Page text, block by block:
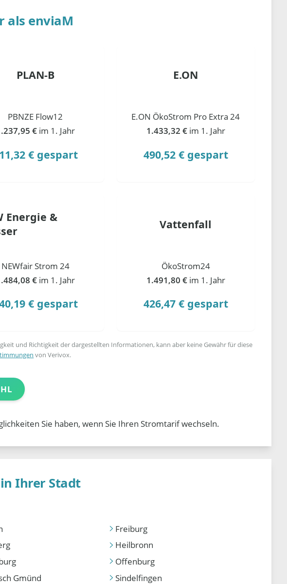
als enviaM
PLAN-B
PBNZE Flow12
€ im 1. Jahr
€ gespart
E.ON
E.ON ÖkoStrom Pro Extra 24
1.433,32 € im 1. Jahr
490,52 € gespart
Energie &
NEWfair Strom 24
€ im 1. Jahr
€ gespart
Vattenfall
ÖkoStrom24
1.491,80 € im 1. Jahr
426,47 € gespart
und Richtigkeit der dargestellten Informationen, kann aber keine Gewähr für diese
von Verivox.
Sie haben, wenn Sie Ihren Stromtarif wechseln.
Ihrer Stadt
Freiburg
Heilbronn
Offenburg
Gmünd
Sindelfingen